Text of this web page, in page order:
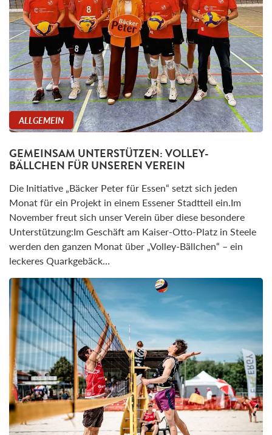
ALLGEMEIN
GEMEINSAM UNTERSTÜTZEN: VOLLEY-
BÄLLCHEN FÜR UNSEREN VEREIN
Die Initiative „Bäcker Peter für Essen“ setzt sich jeden
Monat für ein Projekt in einem Essener Stadtteil ein.Im
November freut sich unser Verein über diese besondere
Unterstützung:Im Geschäft am Kaiser-Otto-Platz in Steele
werden den ganzen Monat über „Volley-Bällchen“ – ein
leckeres Quarkgebäck…